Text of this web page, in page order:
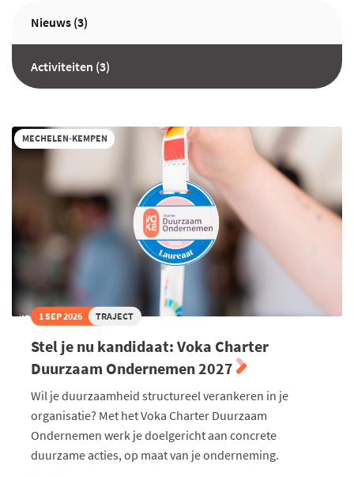
Nieuws (3)
Activiteiten (3)
MECHELEN-KEMPEN
1 SEP 2026 TRAJECT
Stel je nu kandidaat: Voka Charter
Duurzaam Ondernemen 2027
Wil je duurzaamheid structureel verankeren in je
organisatie? Met het Voka Charter Duurzaam
Ondernemen werk je doelgericht aan concrete
duurzame acties, op maat van je onderneming.